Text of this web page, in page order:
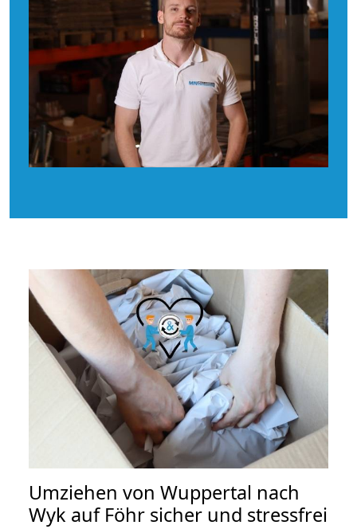
Umziehen von Wuppertal nach
Wyk auf Föhr sicher und stressfrei